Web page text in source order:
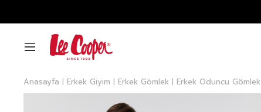
Anasayfa Erkek Giyim Erkek Gömlek Erkek Oduncu Gömlek